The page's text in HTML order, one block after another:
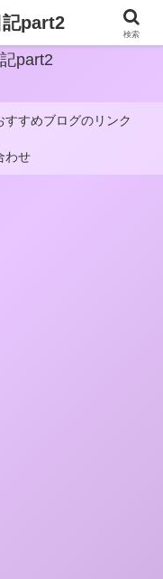
part2
すすめブログのリンク
わせ
記part2
検索